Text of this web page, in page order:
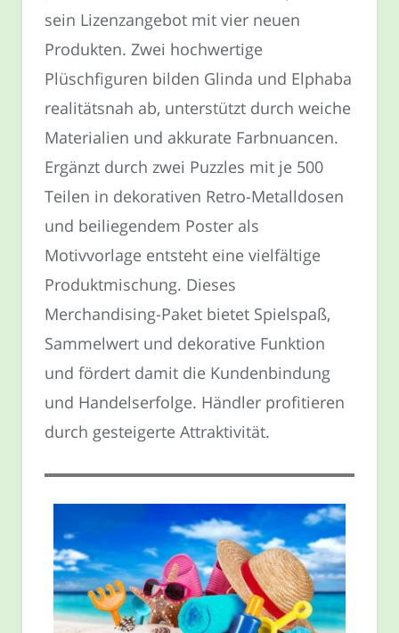
sein Lizenzangebot mit vier neuen
Produkten. Zwei hochwertige
Plüschfiguren bilden Glinda und Elphaba
realitätsnah ab, unterstützt durch weiche
Materialien und akkurate Farbnuancen.
Ergänzt durch zwei Puzzles mit je 500
Teilen in dekorativen Retro-Metalldosen
und beiliegendem Poster als
Motivvorlage entsteht eine vielfältige
Produktmischung. Dieses
Merchandising-Paket bietet Spielspaß,
Sammelwert und dekorative Funktion
und fördert damit die Kundenbindung
und Handelserfolge. Händler profitieren
durch gesteigerte Attraktivität.